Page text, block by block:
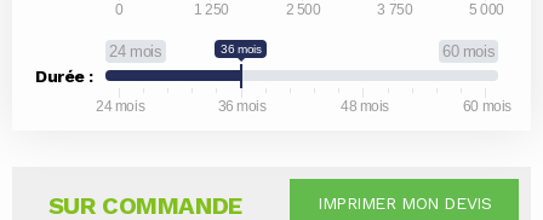
0 1 250 2 500 3 750 5 000
Durée :
24 mois 60 mois
36 mois
24 mois 36 mois 48 mois 60 mois
SUR COMMANDE IMPRIMER MON DEVIS